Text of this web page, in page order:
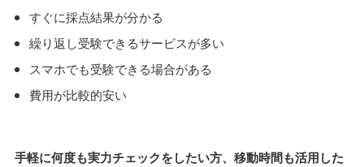
すぐに採点結果が分かる
繰り返し受験できるサービスが多い
スマホでも受験できる場合がある
費用が比較的安い
手軽に何度も実力チェックをしたい方、移動時間も活用した